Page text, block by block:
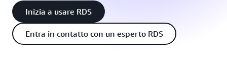
Inizia a usare RDS
Entra in contatto con un esperto RDS